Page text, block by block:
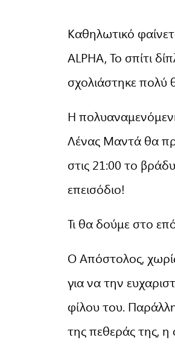
Καθηλωτικό
ALPHA, Το σπίτι
σχολιάστηκε πολύ
Η
Λένας Μαντά θα
στις 21:00 το
επεισόδιο!
Τι θα δούμε στο
Ο Απόστολος,
για να την
φίλου του.
της πεθεράς της,